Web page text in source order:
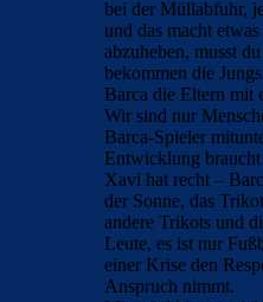
bei der Müllabfuhr,
und das macht
abzuheben, musst
bekommen die
Barca die Eltern mit
Wir sind nur
Barca-Spieler
Entwicklung
Xavi hat recht –
der Sonne, das
andere Trikots und
Leute, es ist nur
einer Krise den
Anspruch nimmt.